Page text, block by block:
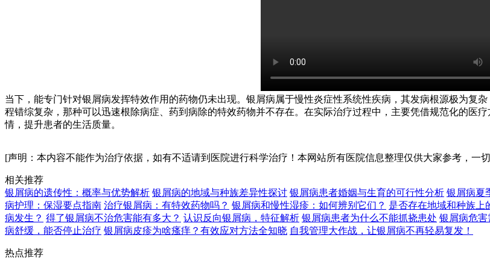
当下，能专门针对银屑病发挥特效作用的药物仍未出现。银屑病属于慢性炎症性系统性疾病，其发病根源极为复
程错综复杂，那种可以迅速根除病症、药到病除的特效药物并不存在。在实际治疗过程中，主要凭借规范化的医
情，提升患者的生活质量。
[声明：本内容不能作为治疗依据，如有不适请到医院进行科学治疗！本网站所有医院信息整理仅供大家参考，一
相关推荐
银屑病的遗传性：概率与优势解析 银屑病的地域与种族差异性探讨 银屑病患者婚姻与生育的可行性分析 银屑病夏
病护理：保湿要点指南 治疗银屑病：有特效药物吗？ 银屑病和慢性湿疹：如何辨别它们？ 是否存在地域和种族上
病发生？ 得了银屑病不治危害能有多大？ 认识反向银屑病，特征解析 银屑病患者为什么不能抓挠患处 银屑病危
病舒缓，能否停止治疗 银屑病皮疹为啥瘙痒？有效应对方法全知晓 自我管理大作战，让银屑病不再轻易复发！
热点推荐